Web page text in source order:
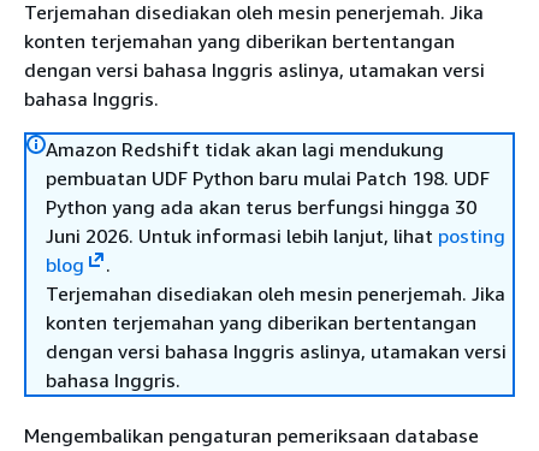
Terjemahan disediakan oleh mesin penerjemah. Jika
konten terjemahan yang diberikan bertentangan
dengan versi bahasa Inggris aslinya, utamakan versi
bahasa Inggris.
Amazon Redshift tidak akan lagi mendukung
pembuatan UDF Python baru mulai Patch 198. UDF
Python yang ada akan terus berfungsi hingga 30
Juni 2026. Untuk informasi lebih lanjut, lihat posting
blog
.
Terjemahan disediakan oleh mesin penerjemah. Jika
konten terjemahan yang diberikan bertentangan
dengan versi bahasa Inggris aslinya, utamakan versi
bahasa Inggris.
Mengembalikan pengaturan pemeriksaan database